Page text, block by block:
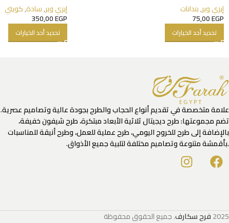
إيزي وير,بندانات
75,00EGP
تحديد أحد الخيارات
إيزي وير,سادة,كويتي
350,00EGP
تحديد أحد الخيارات
علامة متخصصة في تقديم أنواع الحجاب والطرح بجودة عالية وتصاميم عصرية.
تضم مجموعتها: طرح ديجيتال ثلاثية الأبعاد مبتكرة، طرح شيفون خفيفة،
بالإضافة إلى طرح للخروج اليومي، طرح عملية للعمل، وطرح أنيقة للمناسبات
.بأقمشة متنوعة وتصاميم مختلفة لتلبية جميع الأذواق.
2025فرح سكارف. جميع الحقوق محفوظة